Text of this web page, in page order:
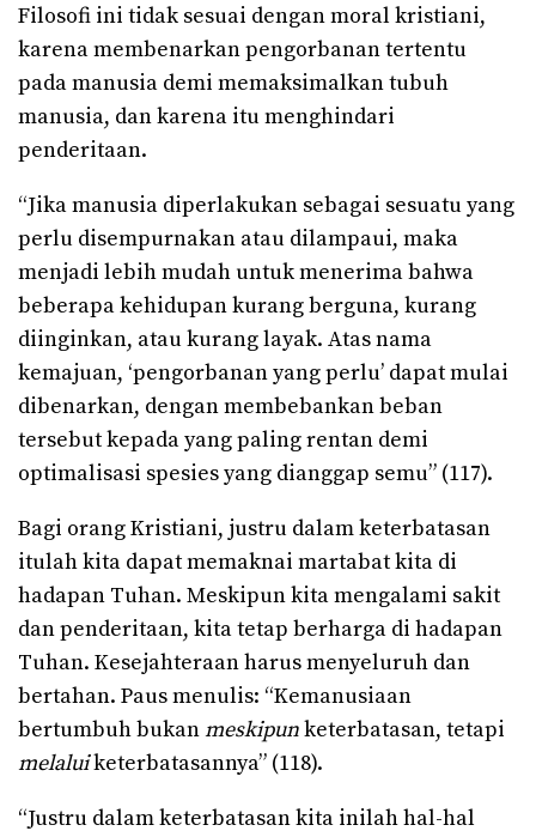
Filosofi ini tidak sesuai dengan moral kristiani,
karena membenarkan pengorbanan tertentu
pada manusia demi memaksimalkan tubuh
manusia, dan karena itu menghindari
penderitaan.
“Jika manusia diperlakukan sebagai sesuatu yang
perlu disempurnakan atau dilampaui, maka
menjadi lebih mudah untuk menerima bahwa
beberapa kehidupan kurang berguna, kurang
diinginkan, atau kurang layak. Atas nama
kemajuan, ‘pengorbanan yang perlu’ dapat mulai
dibenarkan, dengan membebankan beban
tersebut kepada yang paling rentan demi
optimalisasi spesies yang dianggap semu” (117).
Bagi orang Kristiani, justru dalam keterbatasan
itulah kita dapat memaknai martabat kita di
hadapan Tuhan. Meskipun kita mengalami sakit
dan penderitaan, kita tetap berharga di hadapan
Tuhan. Kesejahteraan harus menyeluruh dan
bertahan. Paus menulis: “Kemanusiaan
bertumbuh bukanmeskipunketerbatasan, tetapi
melaluiketerbatasannya” (118).
“Justru dalam keterbatasan kita inilah hal-hal